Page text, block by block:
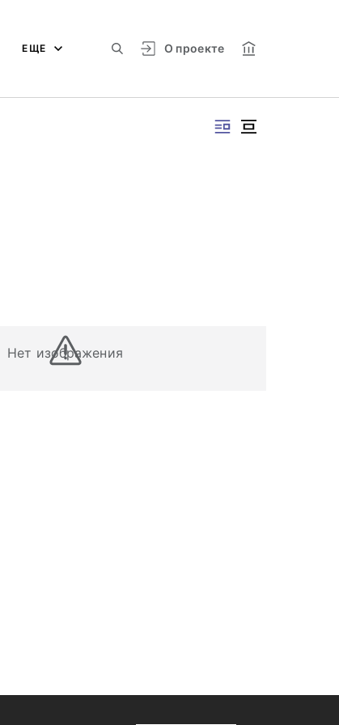
О проекте
ЕЩЕ
Нет изображения